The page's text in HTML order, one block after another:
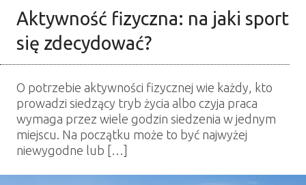
Aktywność fizyczna: na jaki sport
się zdecydować?
O potrzebie aktywności fizycznej wie każdy, kto
prowadzi siedzący tryb życia albo czyja praca
wymaga przez wiele godzin siedzenia w jednym
miejscu. Na początku może to być najwyżej
niewygodne lub […]